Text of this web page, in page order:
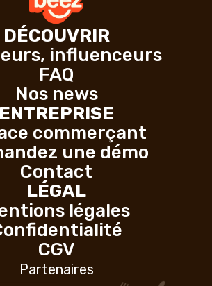
DÉCOUVRIR
influenceurs
FAQ
Nos news
ENTREPRISE
commerçant
une démo
Contact
LÉGAL
légales
CGV
Partenaires